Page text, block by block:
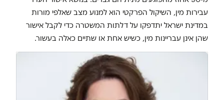
עבירות מין, השיקול הפרקטי הוא למנוע מצב שאלפי מורות
במדינת ישראל יתדפקו על דלתות המשטרה כדי לקבל אישור
שהן אינן עבריינות מין, כשיש אחת או שתיים כאלה בעשור.